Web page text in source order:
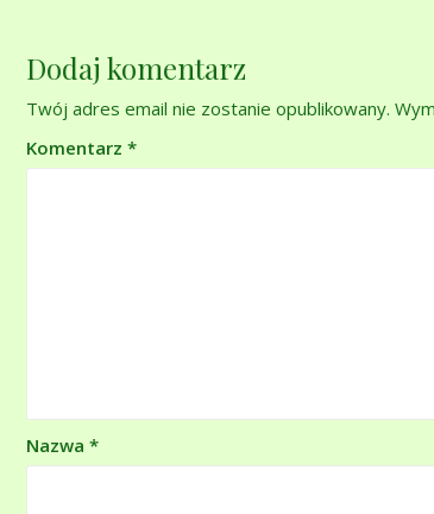
Dodaj komentarz
Twój adres email nie zostanie opublikowany.
Komentarz *
Nazwa *